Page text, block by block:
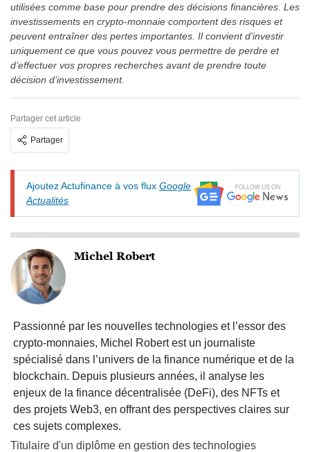
utilisées comme base pour prendre des décisions financières. Les
investissements en crypto-monnaie comportent des risques et
peuvent entraîner des pertes importantes. Il convient d’investir
uniquement ce que vous pouvez vous permettre de perdre et
d’effectuer vos propres recherches avant de prendre toute
décision d’investissement.
Partager cet article
Partager
Ajoutez Actufinance à vos flux Google
Actualités
Michel Robert
Passionné par les nouvelles technologies et l’essor des
crypto-monnaies, Michel Robert est un journaliste
spécialisé dans l’univers de la finance numérique et de la
blockchain. Depuis plusieurs années, il analyse les
enjeux de la finance décentralisée (DeFi), des NFTs et
des projets Web3, en offrant des perspectives claires sur
ces sujets complexes.
Titulaire d'un diplôme en gestion des technologies